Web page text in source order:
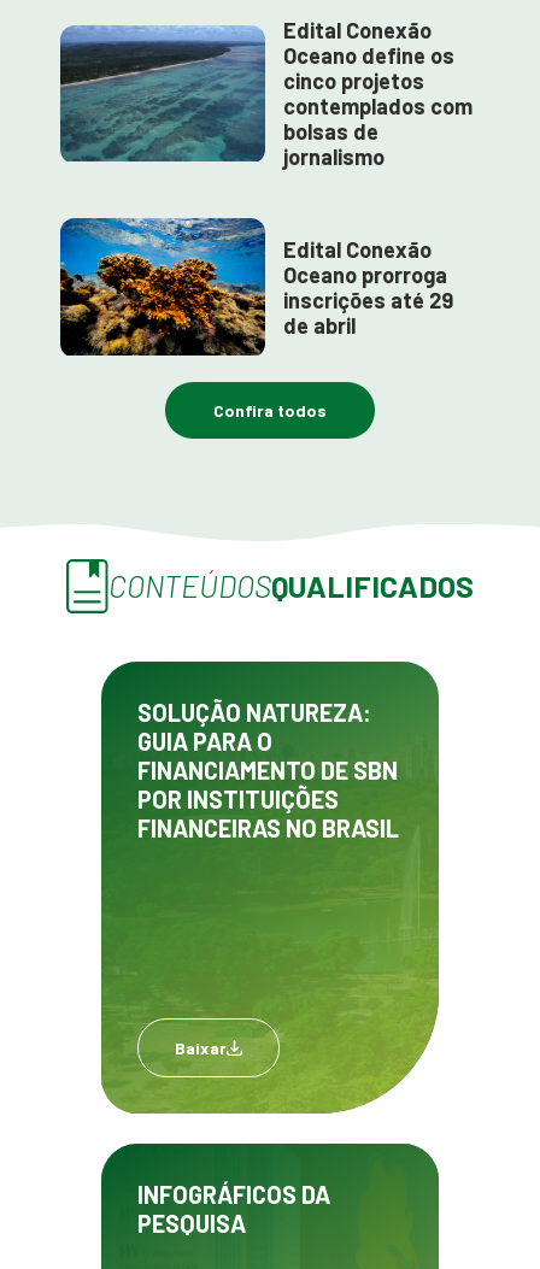
Edital Conexão
Oceano define os
cinco projetos
contemplados com
bolsas de
jornalismo
Edital Conexão
Oceano prorroga
inscrições até 29
de abril
Confira todos
CONTEÚDOSQUALIFICADOS
SOLUÇÃO NATUREZA:
GUIA PARA O
FINANCIAMENTO DE SBN
POR INSTITUIÇÕES
FINANCEIRAS NO BRASIL
Baixar
INFOGRÁFICOS DA
PESQUISA